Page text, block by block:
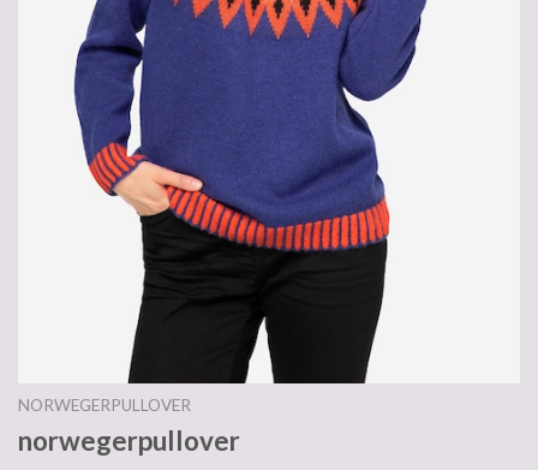
NORWEGERPULLOVER
norwegerpullover